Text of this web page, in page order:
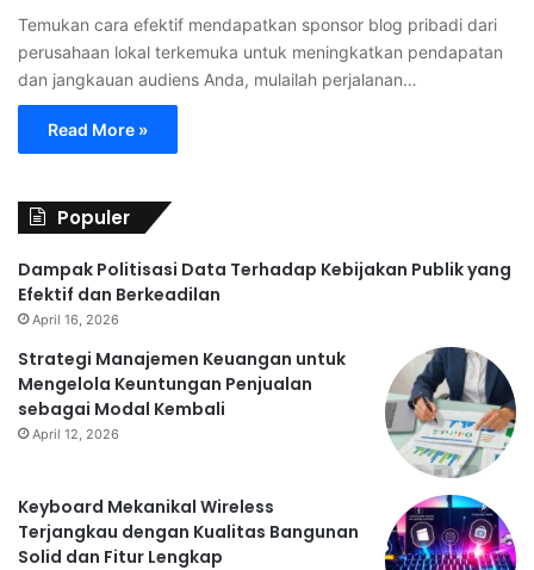
Temukan cara efektif mendapatkan sponsor blog pribadi dari
perusahaan lokal terkemuka untuk meningkatkan pendapatan
dan jangkauan audiens Anda, mulailah perjalanan…
Read More »
Populer
Dampak Politisasi Data Terhadap Kebijakan Publik yang
Efektif dan Berkeadilan
April 16, 2026
Strategi Manajemen Keuangan untuk
Mengelola Keuntungan Penjualan
sebagai Modal Kembali
April 12, 2026
Keyboard Mekanikal Wireless
Terjangkau dengan Kualitas Bangunan
Solid dan Fitur Lengkap